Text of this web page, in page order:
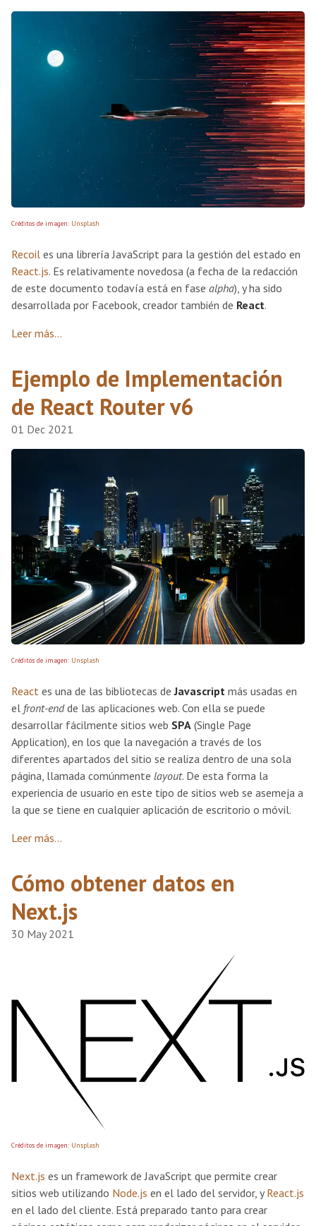
Créditos de imagen: Unsplash
Recoil es una librería JavaScript para la gestión del estado en
React.js. Es relativamente novedosa (a fecha de la redacción
de este documento todavía está en fase alpha), y ha sido
desarrollada por Facebook, creador también de React.
Leer más...
Ejemplo de Implementación
de React Router v6
01 Dec 2021
Créditos de imagen: Unsplash
React es una de las bibliotecas deJavascript más usadas en
el front-endde las aplicaciones web. Con ella se puede
desarrollar fácilmente sitios web SPA (Single Page
Application), en los que la navegación a través de los
diferentes apartados del sitio se realiza dentro de una sola
página, llamada comúnmente layout. De esta forma la
experiencia de usuario en este tipo de sitios web se asemeja a
la que se tiene en cualquier aplicación de escritorio o móvil.
Leer más...
Cómo obtener datos en
Next.js
30 May 2021
Créditos de imagen: Unsplash
Next.js es un framework de JavaScript que permite crear
sitios web utilizando Node.js en el lado del servidor, yReact.js
en el lado del cliente. Está preparado tanto para crear